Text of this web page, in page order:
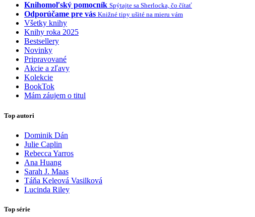
Knihomoľský pomocník Spýtajte sa Sherlocka, čo čítať
Odporúčame pre vás Knižné tipy ušité na mieru vám
Všetky knihy
Knihy roka 2025
Bestsellery
Novinky
Pripravované
Akcie a zľavy
Kolekcie
BookTok
Mám záujem o titul
Top autori
Dominik Dán
Julie Caplin
Rebecca Yarros
Ana Huang
Sarah J. Maas
Táňa Keleová Vasilková
Lucinda Riley
Top série